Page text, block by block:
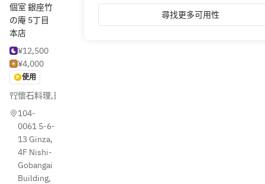
個室 銀座竹
の庵 5丁目
本店
¥12,500
¥4,000
使用
懷石料理,日式料理
104-
0061 5-6-
13 Ginza,
4F Nishi-
Gobangai
Building,
尋找更多可用性